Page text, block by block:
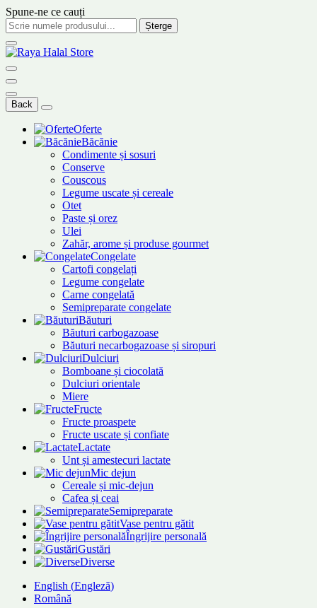
Spune-ne ce cauți
Șterge
Back
Oferte
Băcănie
Condimente și sosuri
Conserve
Couscous
Legume uscate și cereale
Otet
Paste și orez
Ulei
Zahăr, arome și produse gourmet
Congelate
Cartofi congelați
Legume congelate
Carne congelată
Semipreparate congelate
Băuturi
Băuturi carbogazoase
Băuturi necarbogazoase și siropuri
Dulciuri
Bomboane și ciocolată
Dulciuri orientale
Miere
Fructe
Fructe proaspete
Fructe uscate și confiate
Lactate
Unt și amestecuri lactate
Mic dejun
Cereale și mic-dejun
Cafea și ceai
Semipreparate
Vase pentru gătit
Îngrijire personală
Gustări
Diverse
English (Engleză)
Română